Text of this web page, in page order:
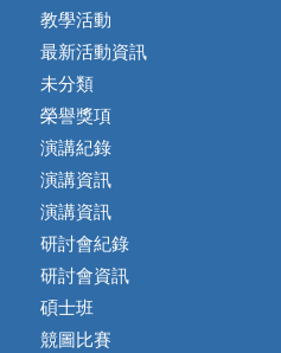
教學活動
最新活動資訊
未分類
榮譽獎項
演講紀錄
演講資訊
演講資訊
研討會紀錄
研討會資訊
碩士班
競圖比賽